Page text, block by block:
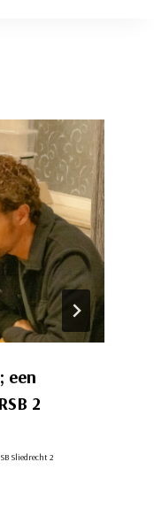
een
2
Sliedrecht 2